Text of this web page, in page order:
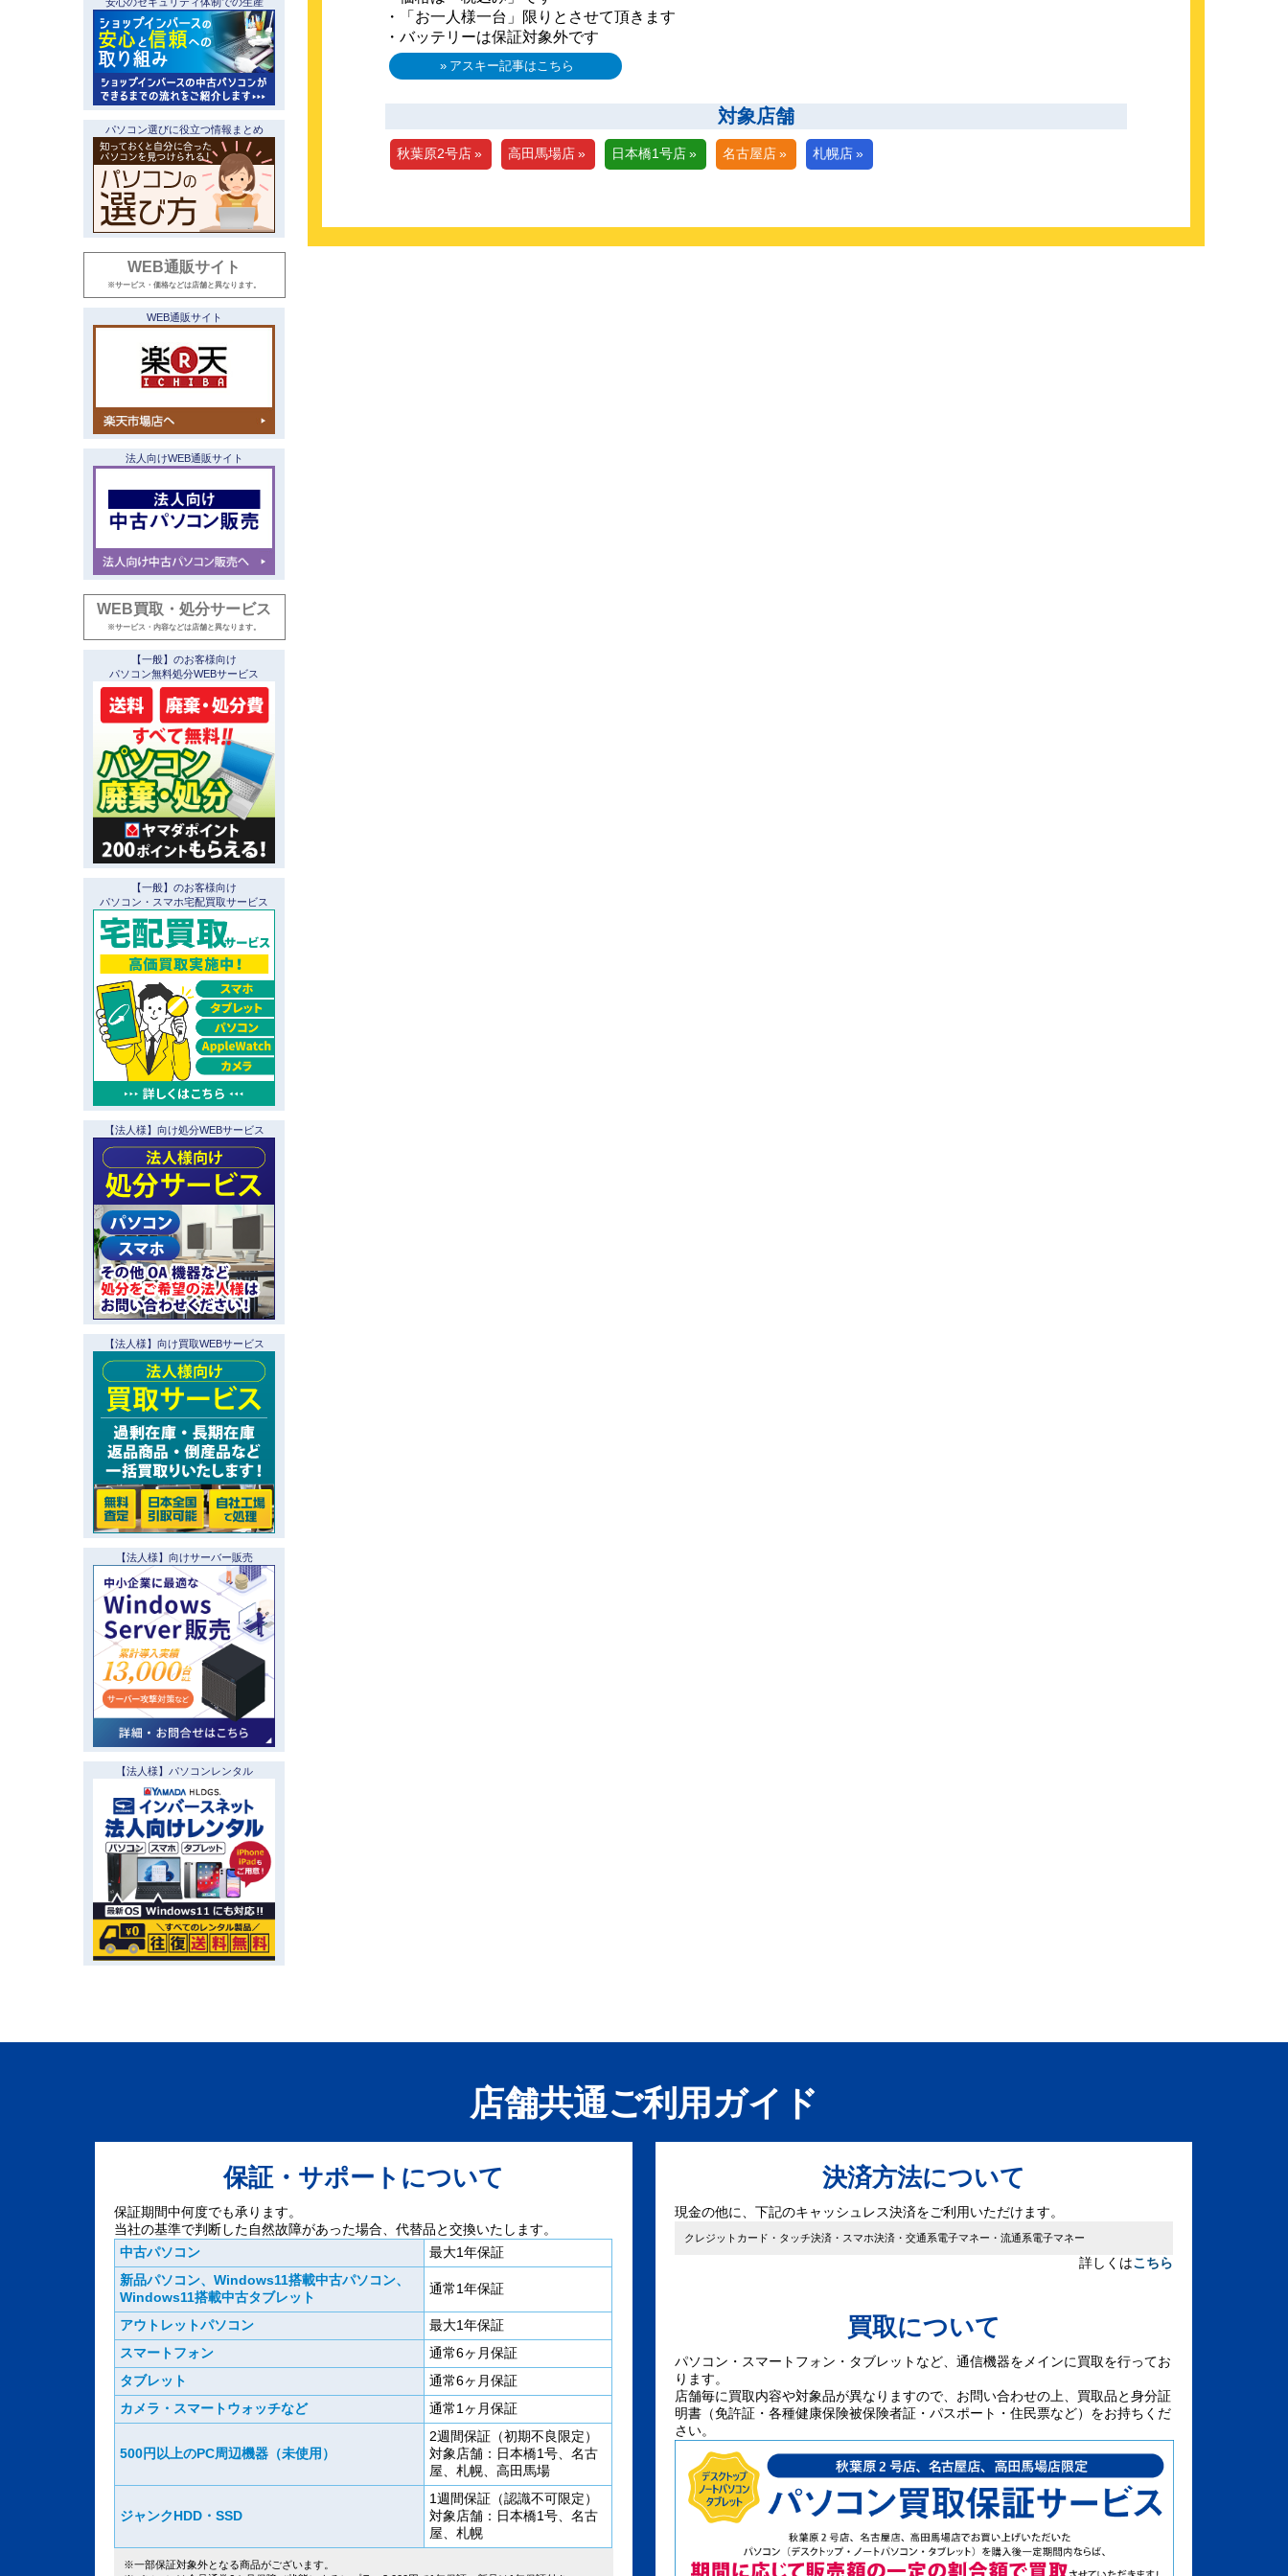
パソコン選びに役立つ情報まとめ
WEB通販サイト
※サービス・価格などは店舗と異なります。
WEB通販サイト
法人向けWEB通販サイト
WEB買取・処分サービス
※サービス・内容などは店舗と異なります。
【一般】のお客様向け
パソコン無料処分WEBサービス
【一般】のお客様向け
パソコン・スマホ宅配買取サービス
【法人様】向け処分WEBサービス
【法人様】向け買取WEBサービス
【法人様】向けサーバー販売
【法人様】パソコンレンタル
・「お一人様一台」限りとさせて頂きます
・バッテリーは保証対象外です
アスキー記事はこちら
対象店舗
秋葉原2号店 高田馬場店 日本橋1号店 名古屋店 札幌店
店舗共通ご利用ガイド
保証・サポートについて
保証期間中何度でも承ります。
当社の基準で判断した自然故障があった場合、代替品と交換いたします。
中古パソコン
最大1年保証
新品パソコン、Windows11搭載中古パソコン、
Windows11搭載中古タブレット
通常1年保証
アウトレットパソコン
最大1年保証
スマートフォン
通常6ヶ月保証
タブレット
通常6ヶ月保証
カメラ・スマートウォッチなど
通常1ヶ月保証
500円以上のPC周辺機器（未使用）
2週間保証（初期不良限定）
対象店舗：日本橋1号、名古
屋、札幌、高田馬場
ジャンクHDD・SSD
1週間保証（認識不可限定）
対象店舗：日本橋1号、名古
屋、札幌
※一部保証対象外となる商品がございます。
決済方法について
現金の他に、下記のキャッシュレス決済をご利用いただけます。
クレジットカード・タッチ決済・スマホ決済・交通系電子マネー・流通系電子マネー
詳しくはこちら
買取について
パソコン・スマートフォン・タブレットなど、通信機器をメインに買取を行ってお
ります。
店舗毎に買取内容や対象品が異なりますので、お問い合わせの上、買取品と身分証
明書（免許証・各種健康保険被保険者証・パスポート・住民票など）をお持ちくだ
さい。